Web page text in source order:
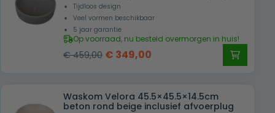
Tijdloos design
Veel vormen beschikbaar
5 jaar garantie
Op voorraad, nu besteld overmorgen in huis!
€459,00 Oorspronkelijke
was:
€ 459,00.
€ 349,00
is:
€ 349,00.
Waskom Velora 45.5×45.5×14.5cm
beton rond beige inclusief afvoerplug